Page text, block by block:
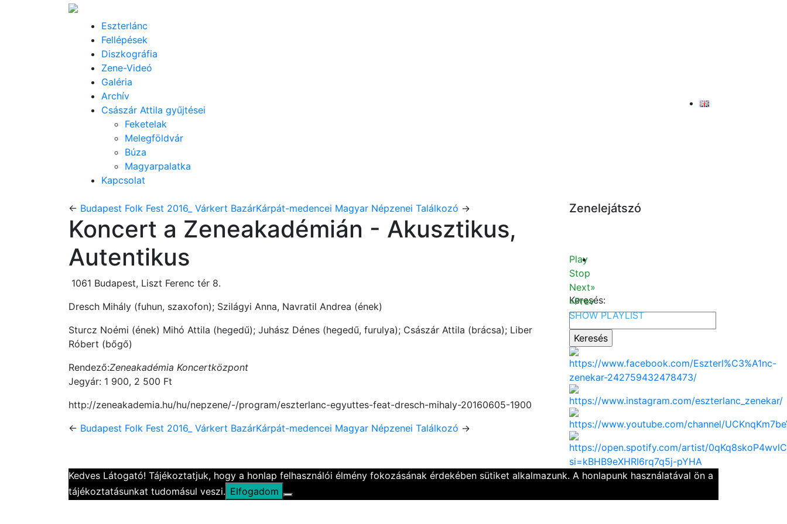
Eszterlánc
Fellépések
Diszkográfia
Zene-Videó
Galéria
Archív
Császár Attila gyűjtései
Feketelak
Melegföldvár
Búza
Magyarpalatka
Kapcsolat
← Budapest Folk Fest 2016_ Várkert BazárKárpát-medencei Magyar Népzenei Találkozó →
Koncert a Zeneakadémián - Akusztikus,
Autentikus
1061 Budapest, Liszt Ferenc tér 8.
Dresch Mihály (fuhun, szaxofon); Szilágyi Anna, Navratil Andrea (ének)
Sturcz Noémi (ének) Mihó Attila (hegedű); Juhász Dénes (hegedű, furulya); Császár Attila (brácsa); Liber
Róbert (bőgő)
Rendező:Zeneakadémia Koncertközpont
Jegyár: 1 900, 2 500 Ft
http://zeneakademia.hu/hu/nepzene/-/program/eszterlanc-egyuttes-feat-dresch-mihaly-20160605-1900
← Budapest Folk Fest 2016_ Várkert BazárKárpát-medencei Magyar Népzenei Találkozó →
Zenelejátszó
Play
Stop
Next»
«Prev
SHOW PLAYLIST
Keresés:
Kedves Látogató! Tájékoztatjuk, hogy a honlap felhasználói élmény fokozásának érdekében sütiket alkalmazunk. A honlapunk használatával ön a
tájékoztatásunkat tudomásul veszi. Elfogadom